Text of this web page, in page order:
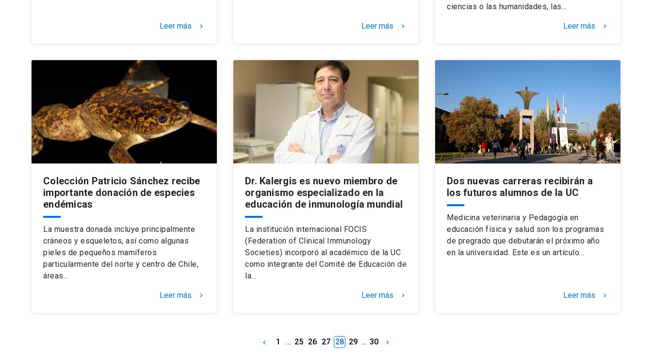
Leer más keyboard_arrow_right Leer más keyboard_arrow_right
ciencias o las humanidades, las…
Leer más keyboard_arrow_right
Colección Patricio Sánchez recibe
importante donación de especies
endémicas
La muestra donada incluye principalmente
cráneos y esqueletos, así como algunas
pieles de pequeños mamíferos
particularmente del norte y centro de Chile,
áreas…
Leer más keyboard_arrow_right
Dr. Kalergis es nuevo miembro de
organismo especializado en la
educación de inmunología mundial
La institución internacional FOCIS
(Federation of Clinical Immunology
Societies) incorporó al académico de la UC
como integrante del Comité de Educación de
la…
Leer más keyboard_arrow_right
Dos nuevas carreras recibirán a
los futuros alumnos de la UC
Medicina veterinaria y Pedagogía en
educación física y salud son los programas
de pregrado que debutarán el próximo año
en la universidad. Este es un artículo…
Leer más keyboard_arrow_right
keyboard_arrow_left 1 … 25 26 27 28 29 … 30 keyboard_arrow_right